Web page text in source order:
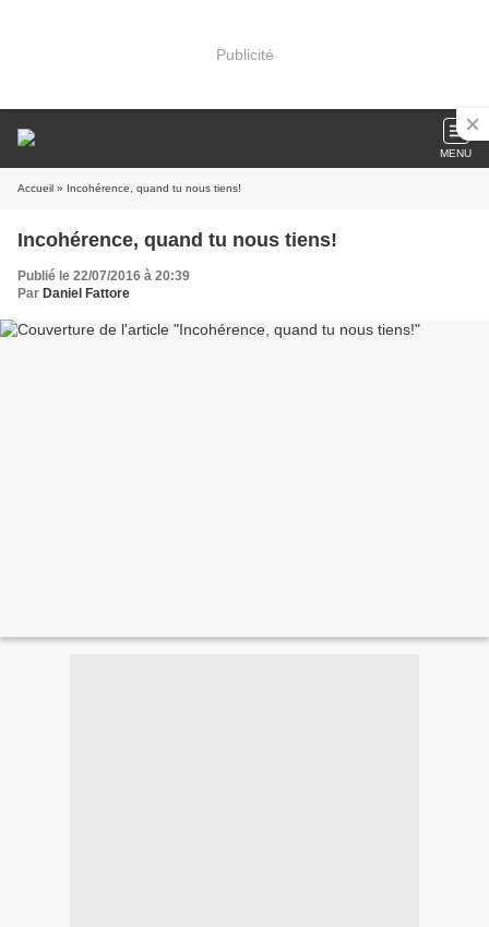
Publicité
MENU
Accueil » Incohérence, quand tu nous tiens!
Incohérence, quand tu nous tiens!
Publié le 22/07/2016 à 20:39
Par Daniel Fattore